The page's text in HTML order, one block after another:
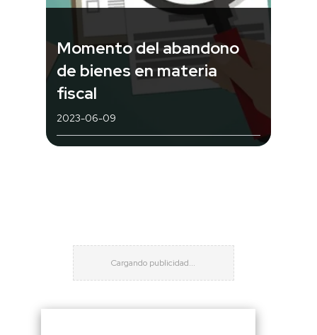
Momento del abandono
de bienes en materia
fiscal
2023-06-09